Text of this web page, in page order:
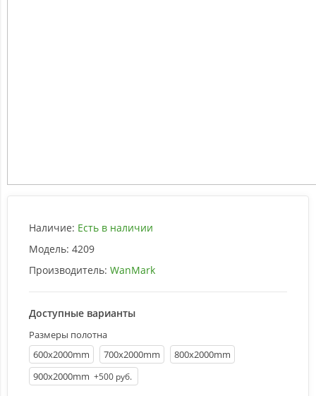
Наличие: Есть в наличии
Модель: 4209
Производитель: WanMark
Доступные варианты
Размеры полотна
600х2000mm
700х2000mm
800х2000mm
900х2000mm +500 руб.